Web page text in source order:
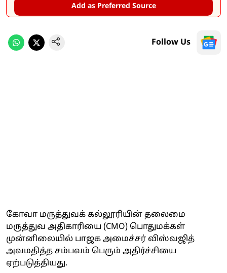
Add as Preferred Source
Follow Us
கோவா மருத்துவக் கல்லூரியின் தலைமை
மருத்துவ அதிகாரியை (CMO) பொதுமக்கள்
முன்னிலையில் பாஜக அமைச்சர் விஸ்வஜித்
அவமதித்த சம்பவம் பெரும் அதிர்ச்சியை
ஏற்படுத்தியது.